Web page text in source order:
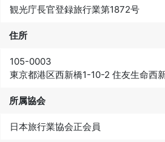
観光庁長官登録旅行業第1872号
住所
105-0003
東京都港区西新橋1-10-2 住友生命西
所属協会
日本旅行業協会正会員